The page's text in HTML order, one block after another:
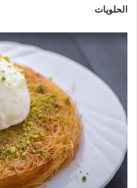
الحلويات